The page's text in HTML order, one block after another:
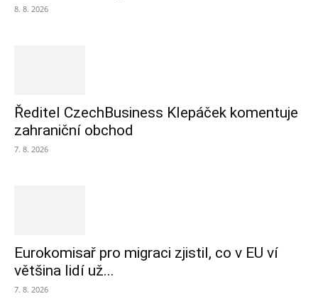
8. 8. 2026
Ředitel CzechBusiness Klepáček komentuje
zahraniční obchod
7. 8. 2026
Eurokomisař pro migraci zjistil, co v EU ví
většina lidí už...
7. 8. 2026